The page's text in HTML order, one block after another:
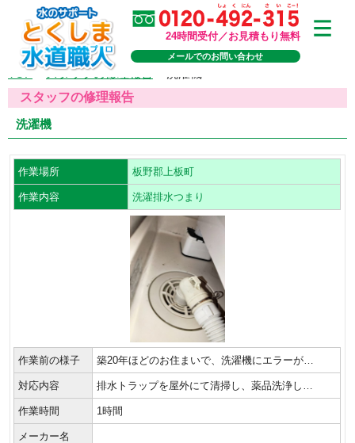
24時間受付／お見積もり無料
メールでのお問い合わせ
TOP>スタッフの修理報告
スタッフの修理報告
洗濯機
作業場所 板野郡上板町
作業内容 洗濯排水つまり
作業前の様子 築20年ほどのお住まいで、洗濯機にエラーが…
対応内容 排水トラップを屋外にて清掃し、薬品洗浄し…
作業時間 1時間
メーカー名